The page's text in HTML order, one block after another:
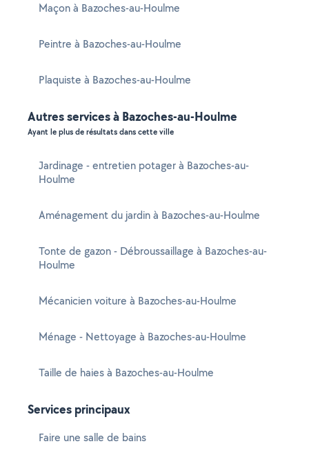
Maçon à Bazoches-au-Houlme
Peintre à Bazoches-au-Houlme
Plaquiste à Bazoches-au-Houlme
Autres services à Bazoches-au-Houlme
Ayant le plus de résultats dans cette ville
Jardinage - entretien potager à Bazoches-au-
Houlme
Aménagement du jardin à Bazoches-au-Houlme
Tonte de gazon - Débroussaillage à Bazoches-au-
Houlme
Mécanicien voiture à Bazoches-au-Houlme
Ménage - Nettoyage à Bazoches-au-Houlme
Taille de haies à Bazoches-au-Houlme
Services principaux
Faire une salle de bains